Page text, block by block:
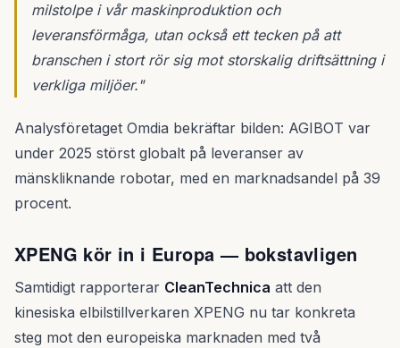
milstolpe i vår maskinproduktion och
leveransförmåga, utan också ett tecken på att
branschen i stort rör sig mot storskalig driftsättning i
verkliga miljöer."
Analysföretaget Omdia bekräftar bilden: AGIBOT var
under 2025 störst globalt på leveranser av
mänskliknande robotar, med en marknadsandel på 39
procent.
XPENG kör in i Europa — bokstavligen
Samtidigt rapporterar CleanTechnica att den
kinesiska elbilstillverkaren XPENG nu tar konkreta
steg mot den europeiska marknaden med två